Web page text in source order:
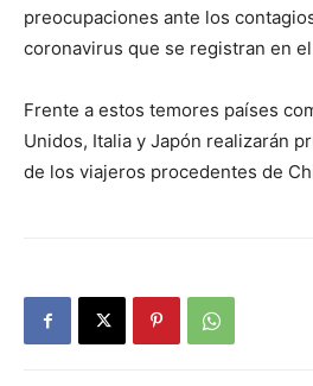
preocupaciones ante los
coronavirus que se registran en
Frente a estos temores países
Unidos, Italia y Japón realizarán
de los viajeros procedentes de